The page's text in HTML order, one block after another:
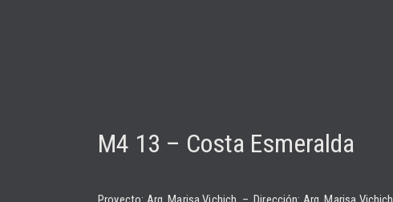
M4 13 – Costa Esmeralda​